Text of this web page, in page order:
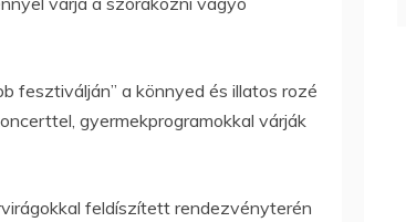
fesztiválján” a könnyed és illatos rozé
gyermekprogramokkal várják
feldíszített rendezvényterén